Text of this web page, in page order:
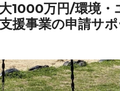
大1000万円/環境・
援事業の申請サ